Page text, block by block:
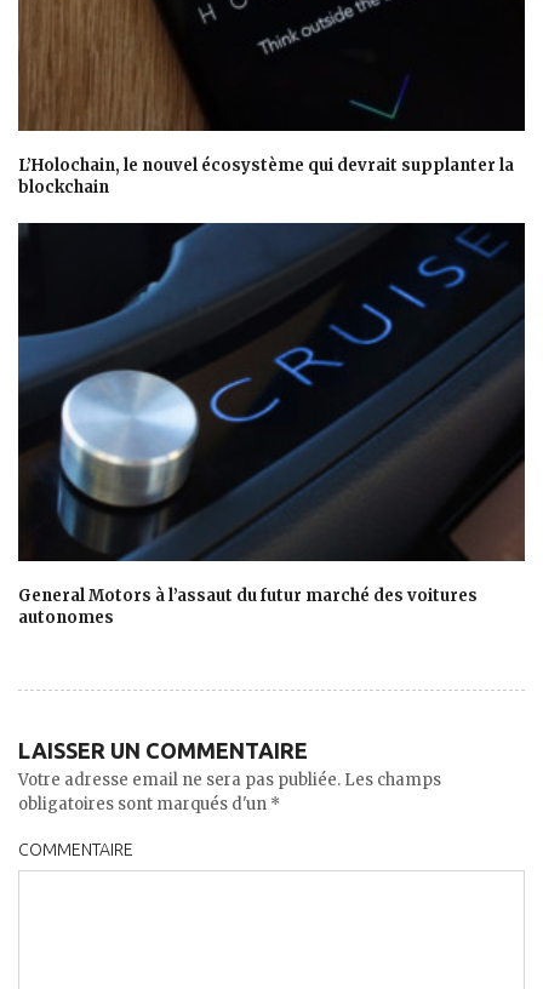
L’Holochain, le nouvel écosystème qui devrait supplanter la
blockchain
General Motors à l’assaut du futur marché des voitures
autonomes
LAISSER UN COMMENTAIRE
Votre adresse email ne sera pas publiée. Les champs
obligatoires sont marqués d'un *
COMMENTAIRE